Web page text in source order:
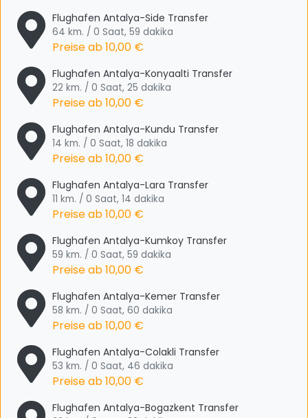
Flughafen Antalya-Side Transfer
64 km. / 0 Saat, 59 dakika
Preise ab10,00 €
Flughafen Antalya-Konyaalti Transfer
22 km. / 0 Saat, 25 dakika
Preise ab10,00 €
Flughafen Antalya-Kundu Transfer
14 km. / 0 Saat, 18 dakika
Preise ab10,00 €
Flughafen Antalya-Lara Transfer
11 km. / 0 Saat, 14 dakika
Preise ab10,00 €
Flughafen Antalya-Kumkoy Transfer
59 km. / 0 Saat, 59 dakika
Preise ab10,00 €
Flughafen Antalya-Kemer Transfer
58 km. / 0 Saat, 60 dakika
Preise ab10,00 €
Flughafen Antalya-Colakli Transfer
53 km. / 0 Saat, 46 dakika
Preise ab10,00 €
Flughafen Antalya-Bogazkent Transfer